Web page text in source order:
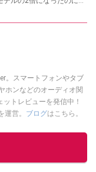
。スマートフォンやタブ
ホンなどのオーディオ関
トレビューを発信中！
営。 ブログはこちら。
トの他の記事を読む